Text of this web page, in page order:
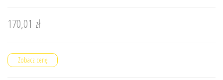
170,01 zł
Zobacz cenę